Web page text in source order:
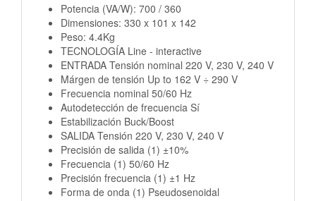
Potencia (VA/W): 700 / 360
Dimensiones: 330 x 101 x 142
Peso: 4.4Kg
TECNOLOGÍA Line - interactive
ENTRADA Tensión nominal 220 V, 230 V, 240 V
Márgen de tensión Up to 162 V ÷ 290 V
Frecuencia nominal 50/60 Hz
Autodetección de frecuencia Sí
Estabilización Buck/Boost
SALIDA Tensión 220 V, 230 V, 240 V
Precisión de salida (1) ±10%
Frecuencia (1) 50/60 Hz
Precisión frecuencia (1) ±1 Hz
Forma de onda (1) Pseudosenoidal